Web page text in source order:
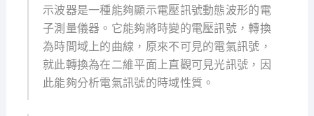
示波器是一種能夠顯示電壓訊號動態波形的電
子測量儀器。它能夠將時變的電壓訊號，轉換
為時間域上的曲線，原來不可見的電氣訊號，
就此轉換為在二維平面上直觀可見光訊號，因
此能夠分析電氣訊號的時域性質。